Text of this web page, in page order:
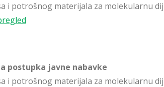
i potrošnog materijala za molekularnu
postupka javne nabavke
i potrošnog materijala za molekularnu